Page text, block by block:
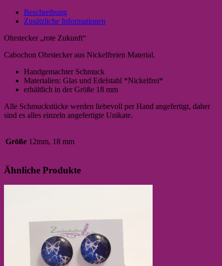
Beschreibung
Zusätzliche Informationen
Ohrstecker „rote Zukunft“
Cabochon Ohrstecker aus Nickelfreien Material.
Handgemachter Schmuck
Materialien: Glas und Edelstahl *Nickelfrei*
erhältlich in der Größe 18 mm
Alle Schmuckstücke werden liebevoll per Hand angefertigt, daher
sind es alles einzeln angefertigte Unikate.
Größe 12mm, 18 mm
Ähnliche Produkte